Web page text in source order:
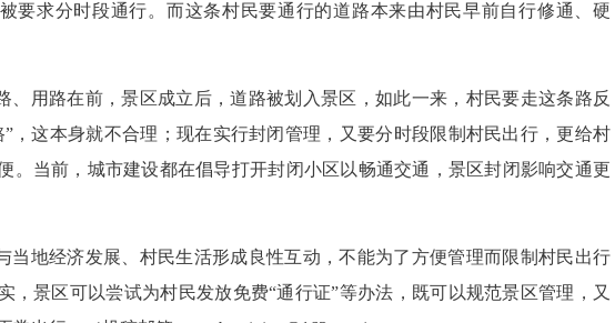
要求分时段通行。而这条村民要通行的道路本来由村民早前自行修通、硬
、用路在前，景区成立后，道路被划入景区，如此一来，村民要走这条路反
”，这本身就不合理；现在实行封闭管理，又要分时段限制村民出行，更给村
。当前，城市建设都在倡导打开封闭小区以畅通交通，景区封闭影响交通更
当地经济发展、村民生活形成良性互动，不能为了方便管理而限制村民出行
，景区可以尝试为村民发放免费“通行证”等办法，既可以规范景区管理，又